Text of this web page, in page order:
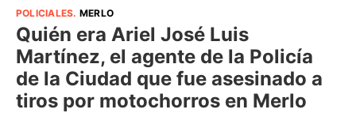
POLICIALES. MERLO
Quién era Ariel José Luis
Martínez, el agente de la Policía
de la Ciudad que fue asesinado a
tiros por motochorros en Merlo